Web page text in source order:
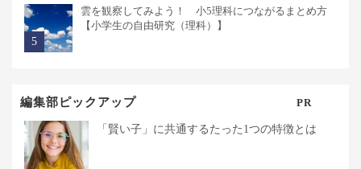
雲を観察してみよう！ 小5理科につながるまとめ方
【小学生の自由研究（理科）】
編集部ピックアップ PR
「賢い子」に共通するたった1つの特徴とは